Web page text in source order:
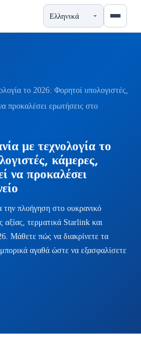
το 2026: Φορητοί υπολογιστές,
προκαλέσει ερωτήσεις στο
με τεχνολογία το
κάμερες,
να προκαλέσει
πλοήγηση στο ουκρανικό
αξίας, τερματικά Starlink και
Μάθετε πώς να διακρίνετε τα
αγαθά ώστε να εξασφαλίσετε